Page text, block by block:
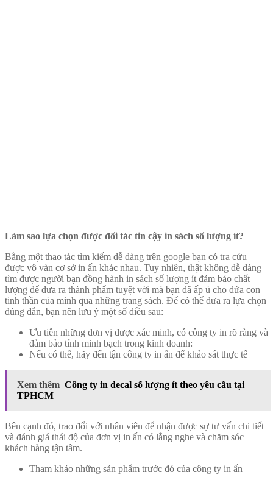
Làm sao lựa chọn được đối tác tin cậy in sách số lượng ít?
Bằng một thao tác tìm kiếm dễ dàng trên google bạn có tra cứu
được vô vàn cơ sở in ấn khác nhau. Tuy nhiên, thật không dễ dàng
tìm được người bạn đồng hành in sách số lượng ít đảm bảo chất
lượng để đưa ra thành phẩm tuyệt vời mà bạn đã ấp ủ cho đứa con
tinh thần của mình qua những trang sách. Để có thể đưa ra lựa chọn
đúng đắn, bạn nên lưu ý một số điều sau:
Ưu tiên những đơn vị được xác minh, có công ty in rõ ràng và
đảm bảo tính minh bạch trong kinh doanh:
Nếu có thể, hãy đến tận công ty in ấn để khảo sát thực tế
Xem thêm Công ty in decal số lượng ít theo yêu cầu tại
TPHCM
Bên cạnh đó, trao đổi với nhân viên để nhận được sự tư vấn chi tiết
và đánh giá thái độ của đơn vị in ấn có lắng nghe và chăm sóc
khách hàng tận tâm.
Tham khảo những sản phẩm trước đó của công ty in ấn